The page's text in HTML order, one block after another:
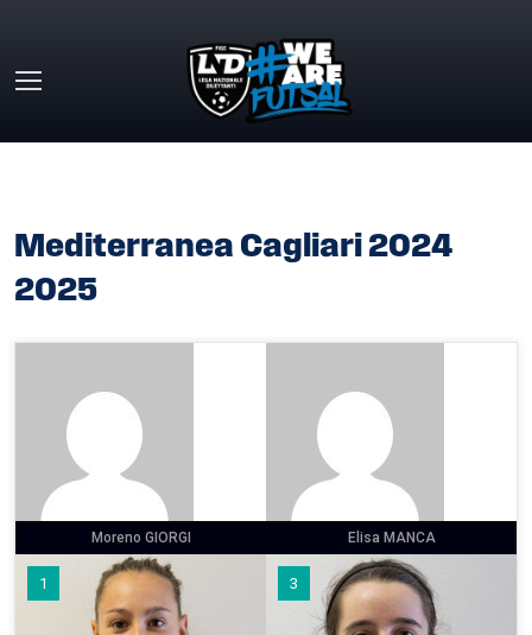
Mediterranea Cagliari 2024
2025
Moreno GIORGI Elisa MANCA
1 3